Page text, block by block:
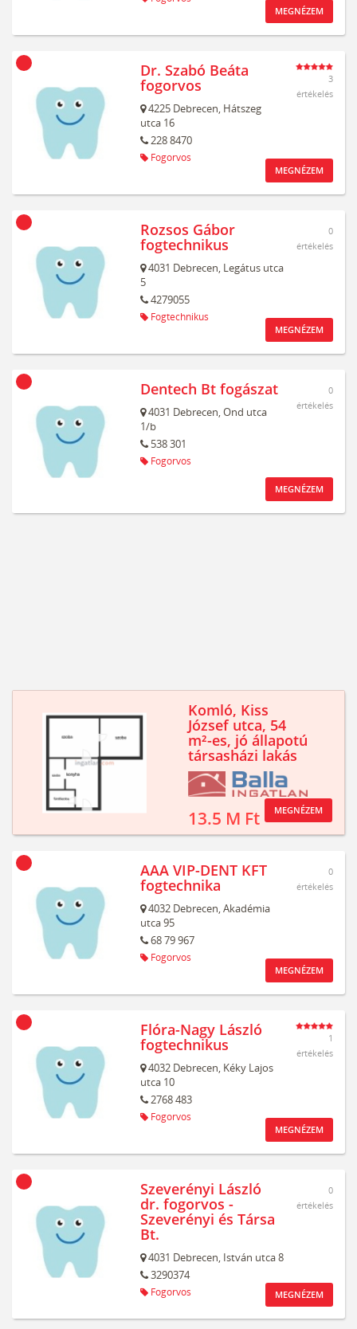
MEGNÉZEM
Dr. Szabó Beáta
fogorvos
4225 Debrecen, Hátszeg
utca 16
228 8470
Fogorvos
3
értékelés
MEGNÉZEM
Rozsos Gábor
fogtechnikus
4031 Debrecen, Legátus utca
5
4279055
Fogtechnikus
0
értékelés
MEGNÉZEM
Dentech Bt fogászat
4031 Debrecen,Ond utca
1/b
538 301
Fogorvos
0
értékelés
MEGNÉZEM
Komló, Kiss
József utca, 54
m²-es, jó állapotú
társasházi lakás
13.5 M Ft MEGNÉZEM
AAA VIP-DENT KFT
fogtechnika
4032 Debrecen,Akadémia
utca 95
68 79 967
Fogorvos
0
értékelés
MEGNÉZEM
Flóra-Nagy László
fogtechnikus
4032 Debrecen, Kéky Lajos
utca 10
2768 483
Fogorvos
1
értékelés
MEGNÉZEM
Szeverényi László
dr. fogorvos -
Szeverényi és Társa
Bt.
4031 Debrecen, István utca 8
3290374
Fogorvos
0
értékelés
MEGNÉZEM